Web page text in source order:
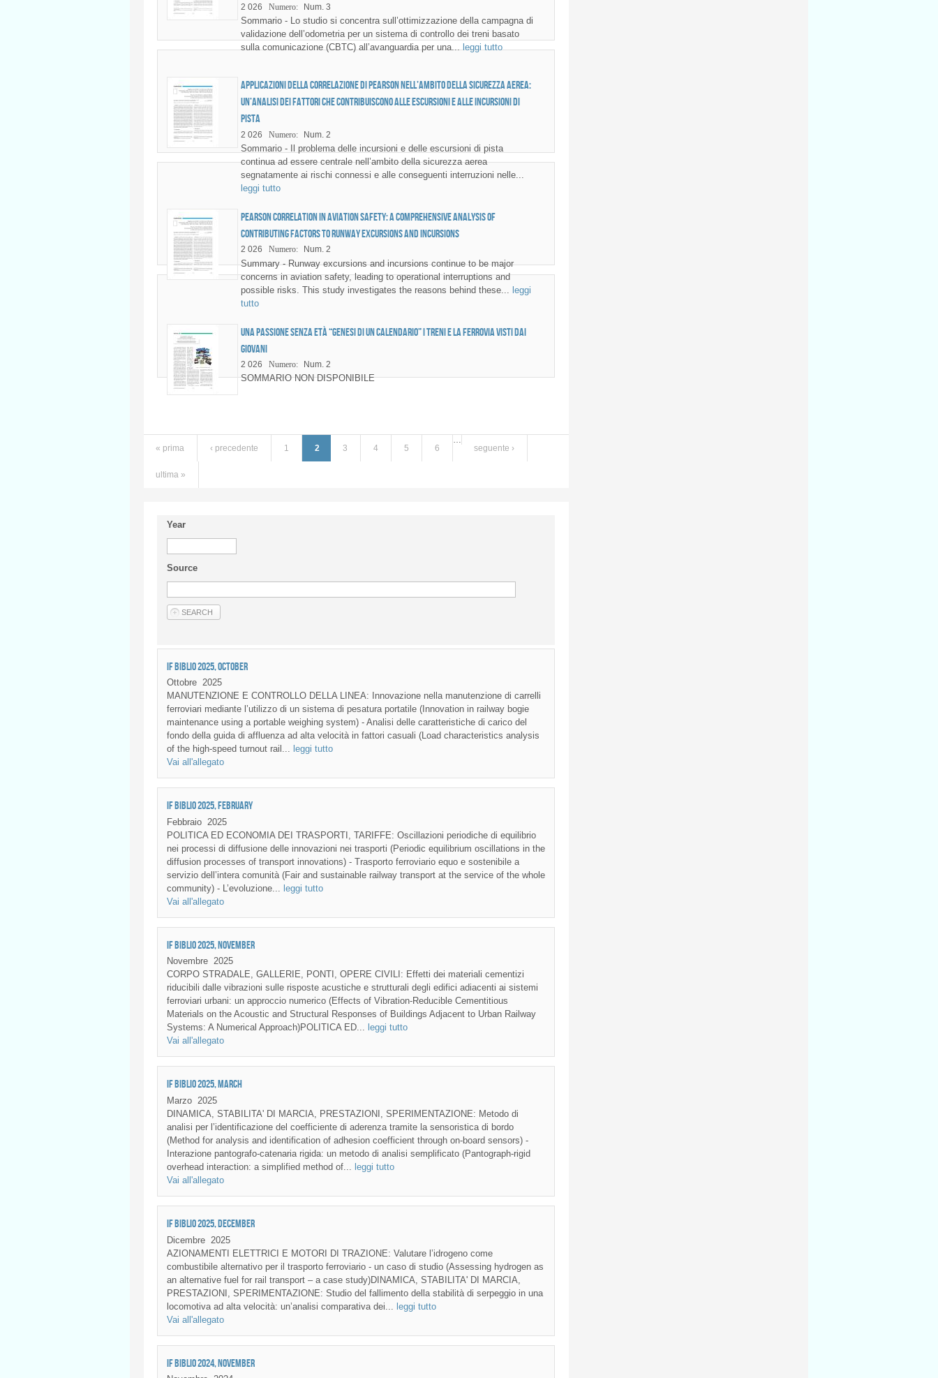
2 026 Numero: Num. 3
Sommario - Lo studio si concentra sull’ottimizzazione della campagna di
validazione dell’odometria per un sistema di controllo dei treni basato
sulla comunicazione (CBTC) all’avanguardia per una...
leggi tutto
Applicazioni della Correlazione di Pearson nell’ambito della sicurezza aerea:
un’analisi dei fattori che contribuiscono alle escursioni e alle incursioni di
pista
2 026 Numero: Num. 2
Sommario - Il problema delle incursioni e delle escursioni di pista
continua ad essere centrale nell’ambito della sicurezza aerea
segnatamente ai rischi connessi e alle conseguenti interruzioni nelle...
leggi tutto
Pearson Correlation in Aviation Safety: A Comprehensive Analysis of
Contributing Factors to Runway Excursions and Incursions
2 026 Numero: Num. 2
Summary - Runway excursions and incursions continue to be major
concerns in aviation safety, leading to operational interruptions and
possible risks. This study investigates the reasons behind these... leggi
tutto
Una passione senza età “Genesi di un calendario” I treni e la ferrovia visti dai
giovani
2 026 Numero: Num. 2
SOMMARIO NON DISPONIBILE
« prima ‹ precedente 1 2 3 4 5 6
…
seguente ›
ultima »
Year
Source
IF BIBLIO 2025, OCTOBER
Ottobre 2025
MANUTENZIONE E CONTROLLO DELLA LINEA: Innovazione nella manutenzione di carrelli
ferroviari mediante l’utilizzo di un sistema di pesatura portatile (Innovation in railway bogie
maintenance using a portable weighing system) - Analisi delle caratteristiche di carico del
fondo della guida di affluenza ad alta velocità in fattori casuali (Load characteristics analysis
of the high-speed turnout rail... leggi tutto
Vai all'allegato
IF BIBLIO 2025, FEBRUARY
Febbraio 2025
POLITICA ED ECONOMIA DEI TRASPORTI, TARIFFE: Oscillazioni periodiche di equilibrio
nei processi di diffusione delle innovazioni nei trasporti (Periodic equilibrium oscillations in the
diffusion processes of transport innovations) - Trasporto ferroviario equo e sostenibile a
servizio dell’intera comunità (Fair and sustainable railway transport at the service of the whole
community) - L’evoluzione...
leggi tutto
Vai all'allegato
IF BIBLIO 2025, NOVEMBER
Novembre 2025
CORPO STRADALE, GALLERIE, PONTI, OPERE CIVILI: Effetti dei materiali cementizi
riducibili dalle vibrazioni sulle risposte acustiche e strutturali degli edifici adiacenti ai sistemi
ferroviari urbani: un approccio numerico (Effects of Vibration-Reducible Cementitious
Materials on the Acoustic and Structural Responses of Buildings Adjacent to Urban Railway
Systems: A Numerical Approach)POLITICA ED... leggi tutto
Vai all'allegato
IF BIBLIO 2025, MARCH
Marzo 2025
DINAMICA, STABILITA' DI MARCIA, PRESTAZIONI, SPERIMENTAZIONE: Metodo di
analisi per l’identificazione del coefficiente di aderenza tramite la sensoristica di bordo
(Method for analysis and identification of adhesion coefficient through on-board sensors) -
Interazione pantografo-catenaria rigida: un metodo di analisi semplificato (Pantograph-rigid
overhead interaction: a simplified method of... leggi tutto
Vai all'allegato
IF BIBLIO 2025, DECEMBER
Dicembre 2025
AZIONAMENTI ELETTRICI E MOTORI DI TRAZIONE: Valutare l’idrogeno come
combustibile alternativo per il trasporto ferroviario - un caso di studio (Assessing hydrogen as
an alternative fuel for rail transport – a case study)DINAMICA, STABILITA' DI MARCIA,
PRESTAZIONI, SPERIMENTAZIONE: Studio del fallimento della stabilità di serpeggio in una
locomotiva ad alta velocità: un’analisi comparativa dei... leggi tutto
Vai all'allegato
IF BIBLIO 2024, NOVEMBER